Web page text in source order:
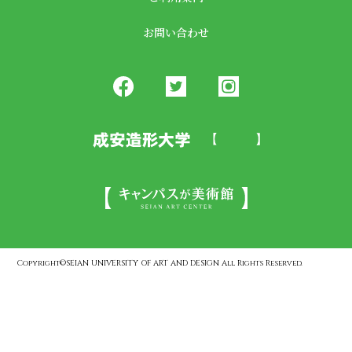
お問い合わせ
Copyright©SEIAN UNIVERSITY OF ART AND DESIGN All Rights Reserved.